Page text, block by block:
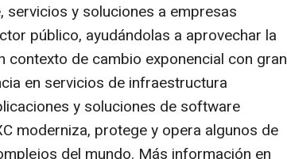
y soluciones a empresas
público, ayudándolas a aprovechar la
contexto de cambio exponencial con gran
en servicios de infraestructura
y soluciones de software
moderniza, protege y opera algunos de
del mundo. Más información en